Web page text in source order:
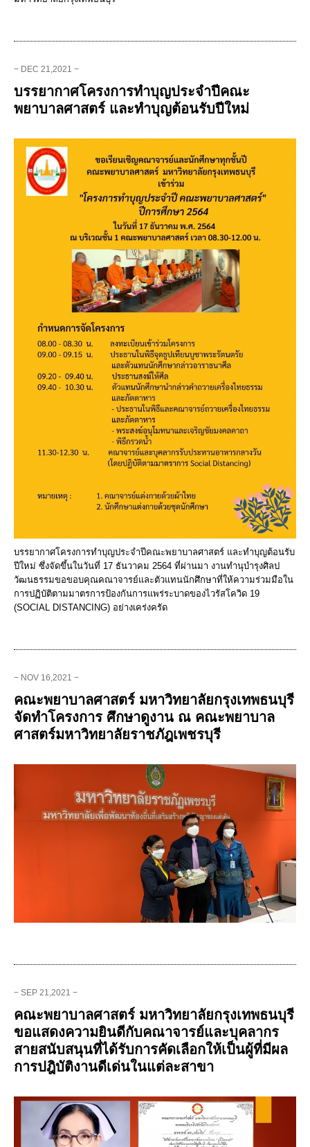
− DEC 21,2021 −
บรรยากาศโครงการทำบุญประจำปีคณะ
พยาบาลศาสตร์ และทำบุญต้อนรับปีใหม่
บรรยากาศโครงการทำบุญประจำปีคณะพยาบาลศาสตร์ และทำบุญต้อนรับ
ปีใหม่ ซึ่งจัดขึ้นในวันที่ 17 ธันวาคม 2564 ที่ผ่านมา งานทำนุบำรุงศิลป
วัฒนธรรมขอขอบคุณคณาจารย์และตัวแทนนักศึกษาที่ให้ความร่วมมือใน
การปฏิบัติตามมาตรการป้องกันการแพร่ระบาดของไวรัสโควิด 19
(SOCIAL DISTANCING) อย่างเคร่งครัด
− NOV 16,2021 −
คณะพยาบาลศาสตร์ มหาวิทยาลัยกรุงเทพธนบุรี
จัดทำโครงการ ศึกษาดูงาน ณ คณะพยาบาล
ศาสตร์มหาวิทยาลัยราชภัฎเพชรบุรี
− SEP 21,2021 −
คณะพยาบาลศาสตร์ มหาวิทยาลัยกรุงเทพธนบุรี
ขอแสดงความยินดีกับคณาจารย์และบุคลากร
สายสนับสนุนที่ได้รับการคัดเลือกให้เป็นผู้ที่มีผล
การปฎิบัติงานดีเด่นในแต่ละสาขา